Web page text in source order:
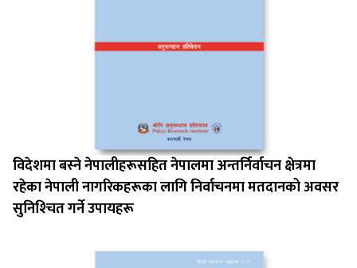
विदेशमा बस्‍ने नेपालीहरूसहित नेपालमा अन्तर्निर्वाचन क्षेत्रमा
रहेका नेपाली नागरिकहरूका लागि निर्वाचनमा मतदानको अवसर
सुनिश्‍चित गर्ने उपायहरू